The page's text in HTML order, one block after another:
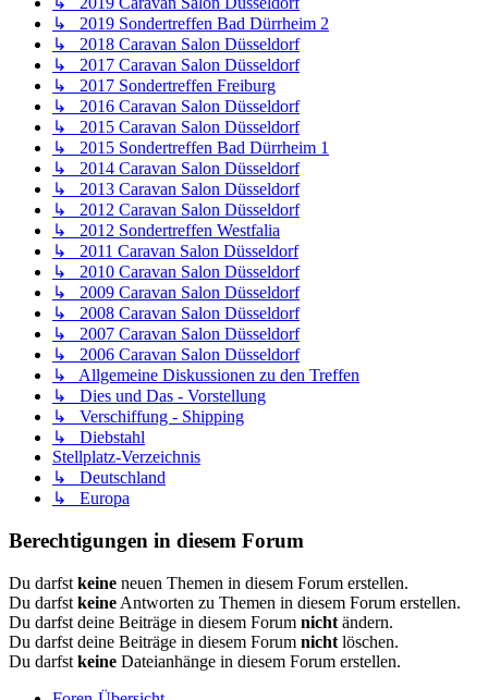
↳ 2019 Sondertreffen Bad Dürrheim 2
↳ 2018 Caravan Salon Düsseldorf
↳ 2017 Caravan Salon Düsseldorf
↳ 2017 Sondertreffen Freiburg
↳ 2016 Caravan Salon Düsseldorf
↳ 2015 Caravan Salon Düsseldorf
↳ 2015 Sondertreffen Bad Dürrheim 1
↳ 2014 Caravan Salon Düsseldorf
↳ 2013 Caravan Salon Düsseldorf
↳ 2012 Caravan Salon Düsseldorf
↳ 2012 Sondertreffen Westfalia
↳ 2011 Caravan Salon Düsseldorf
↳ 2010 Caravan Salon Düsseldorf
↳ 2009 Caravan Salon Düsseldorf
↳ 2008 Caravan Salon Düsseldorf
↳ 2007 Caravan Salon Düsseldorf
↳ 2006 Caravan Salon Düsseldorf
↳ Allgemeine Diskussionen zu den Treffen
↳ Dies und Das - Vorstellung
↳ Verschiffung - Shipping
↳ Diebstahl
Stellplatz-Verzeichnis
↳ Deutschland
↳ Europa
Berechtigungen in diesem Forum
Du darfst keine neuen Themen in diesem Forum erstellen.
Du darfst keine Antworten zu Themen in diesem Forum erstellen.
Du darfst deine Beiträge in diesem Forum nicht ändern.
Du darfst deine Beiträge in diesem Forum nicht löschen.
Du darfst keine Dateianhänge in diesem Forum erstellen.